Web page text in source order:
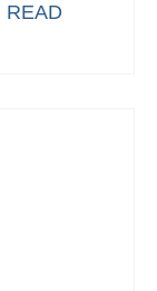
READ